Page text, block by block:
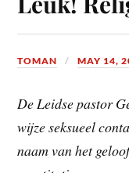
TOMAN MAY 14,
De Leidse pastor
wijze seksueel
naam van het